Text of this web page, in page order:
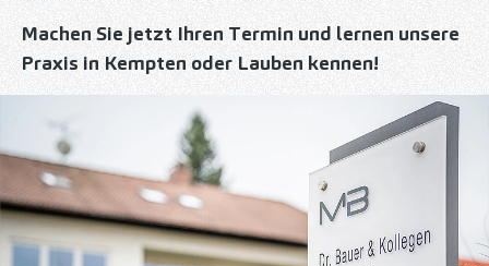
Machen Sie jetzt Ihren Termin und lernen unsere
Praxis in Kempten oder Lauben kennen!